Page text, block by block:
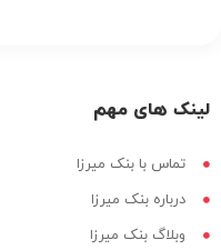
لینک های مهم
تماس با بنک میرزا
درباره بنک میرزا
وبلاگ بنک میرزا